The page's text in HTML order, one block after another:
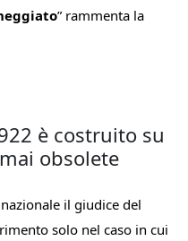
” rammenta la
è costruito su
obsolete
il giudice del
solo nel caso in cui